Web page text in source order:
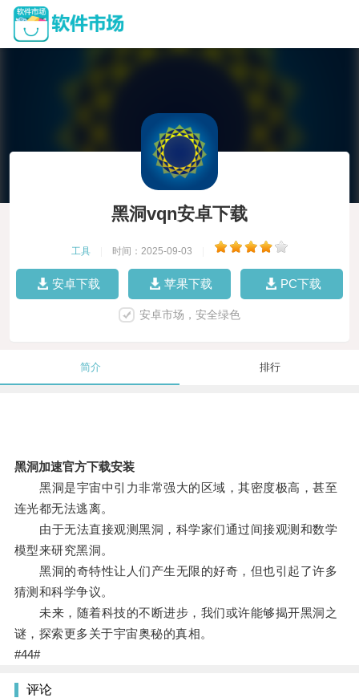
黑洞vqn安卓下载
工具 时间：2025-09-03
安卓下载 苹果下载 PC下载
安卓市场，安全绿色
简介 排行
黑洞加速官方下载安装
黑洞是宇宙中引力非常强大的区域，其密度极高，甚至
连光都无法逃离。
由于无法直接观测黑洞，科学家们通过间接观测和数学
模型来研究黑洞。
黑洞的奇特性让人们产生无限的好奇，但也引起了许多
猜测和科学争议。
未来，随着科技的不断进步，我们或许能够揭开黑洞之
谜，探索更多关于宇宙奥秘的真相。
#44#
评论